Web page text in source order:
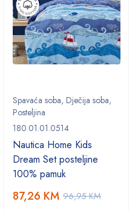
Spavaća soba, Dječija soba,
Posteljina
180.01.01.0514
Nautica Home Kids
Dream Set posteljine
100% pamuk
96,95KM
87,26 KM